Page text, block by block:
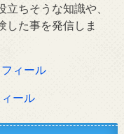
ちそうな知識や、
した事を発信しま
ィール
ール